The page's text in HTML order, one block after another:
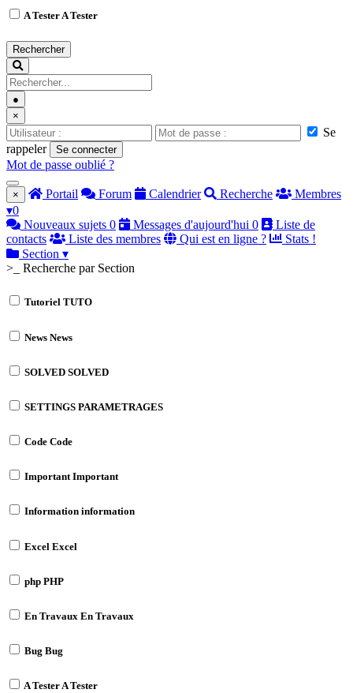
A TesterA Tester
Rechercher
●
×
Se
rappeler
Se connecter
Mot de passe oublié ?
× Portail Forum Calendrier Recherche
Membres
▾0
Nouveaux sujets 0 Messages d'aujourd'hui 0
Liste de
contacts
Liste des membres Qui est en ligne ?
Stats !
Section ▾
>_ Recherche par Section
Tutoriel TUTO
News News
SOLVED SOLVED
SETTINGS PARAMETRAGES
Code Code
ImportantImportant
Information information
Excel Excel
php PHP
En Travaux En Travaux
Bug Bug
A TesterA Tester